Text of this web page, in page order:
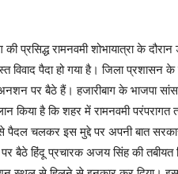
प्रसिद्ध रामनवमी शोभायात्रा के
विवाद पैदा हो गया है। जिला
पर बैठे हैं। हजारीबाग के भाजपा
किया है कि शहर में रामनवमी परंपरागत
से पैदल चलकर इस मुद्दे पर अपनी बात
बैठे हिंदू प्रचारक अजय सिंह की